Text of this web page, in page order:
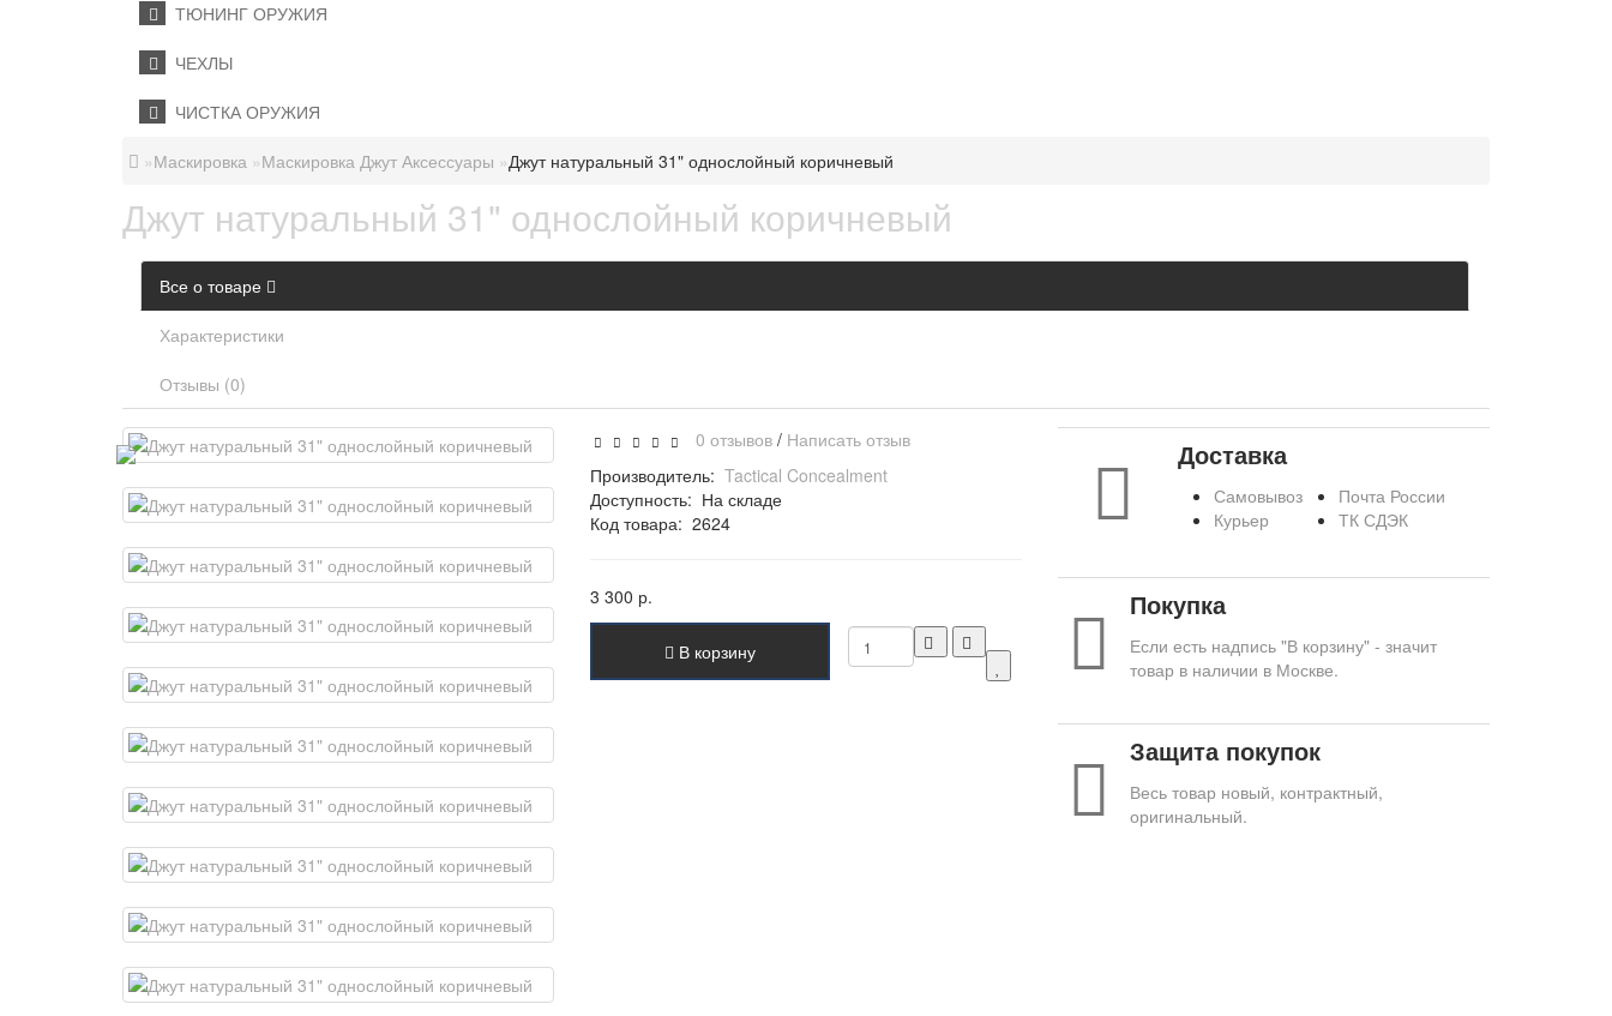
ТЮНИНГ ОРУЖИЯ
ЧЕХЛЫ
ЧИСТКА ОРУЖИЯ
Маскировка Маскировка Джут Аксессуары Джут натуральный 31" однослойный коричневый
Джут натуральный 31" однослойный коричневый
Все о товаре
Характеристики
Отзывы (0)
0 отзывов / Написать отзыв
Производитель: Tactical Concealment
Доступность: На складе
Код товара: 2624
3 300 р.
В корзину
Доставка
Самовывоз
Курьер
Почта России
ТК СДЭК
Покупка
Если есть надпись "В корзину" - значит
товар в наличии в Москве.
Защита покупок
Весь товар новый, контрактный,
оригинальный.